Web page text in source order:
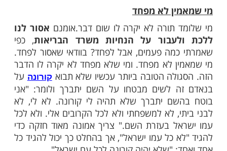
חושב שמי שבוטח בהשם לא יפגע בו קורונה,
לידם.
עבודה זרה (אסור לנו לעשות כמו הגמרא
לא בדרגה של רבי יהושוע בן לוי), מסופר
הייתה מחלה של רעתן, מחלה מאוד מדבקת
מאוד. רבי יהושוע בן לוי היה הולך ולומד
מתחבק אתם ומתנשק אתם ולומד איתם
אותו כולם, רבי יהשוע בן לוי אתה לא
אמר: "תורה מגנה ומצלה",תודהמגינה